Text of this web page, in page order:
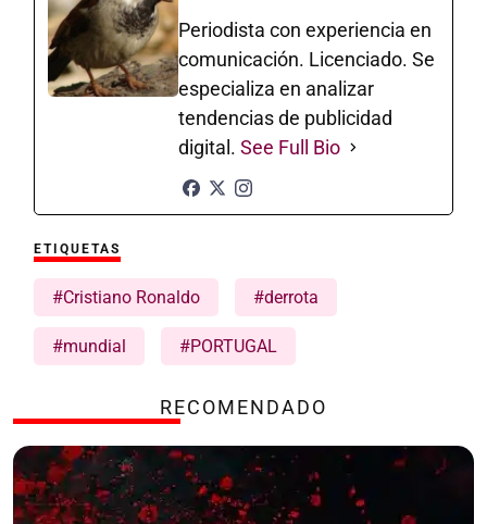
Periodista con experiencia en
comunicación. Licenciado. Se
especializa en analizar
tendencias de publicidad
digital. See Full Bio
ETIQUETAS
#Cristiano Ronaldo #derrota
#mundial #PORTUGAL
RECOMENDADO